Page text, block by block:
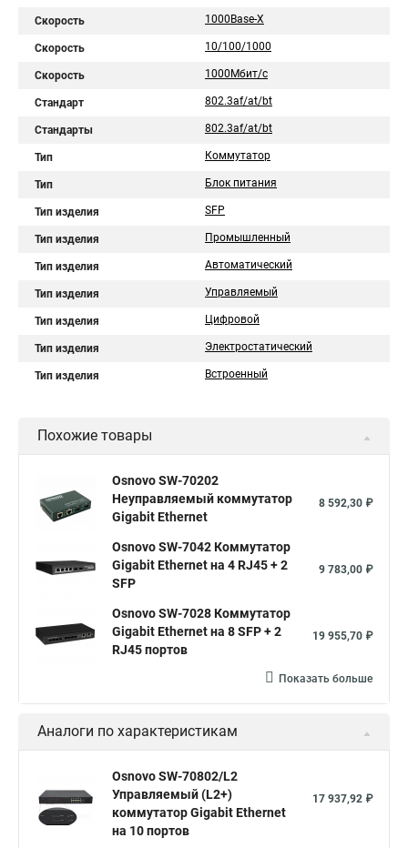
Скорость 1000Base-X
Скорость 10/100/1000
Скорость 1000Мбит/с
Стандарт 802.3af/at/bt
Стандарты 802.3af/at/bt
Тип Коммутатор
Тип Блок питания
Тип изделия SFP
Тип изделия Промышленный
Тип изделия Автоматический
Тип изделия Управляемый
Тип изделия Цифровой
Тип изделия Электростатический
Тип изделия Встроенный
Похожие товары
Osnovo SW-70202
Неуправляемый коммутатор
Gigabit Ethernet
8 592,30 ₽
Osnovo SW-7042 Коммутатор
Gigabit Ethernet на 4 RJ45 + 2
SFP
9 783,00 ₽
Osnovo SW-7028 Коммутатор
Gigabit Ethernet на 8 SFP + 2
RJ45 портов
19 955,70 ₽
Показать больше
Аналоги по характеристикам
Osnovo SW-70802/L2
Управляемый (L2+)
коммутатор Gigabit Ethernet
на 10 портов
17 937,92 ₽